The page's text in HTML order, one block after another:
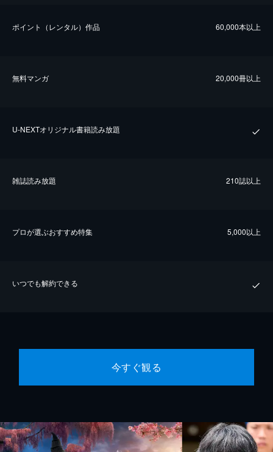
ポイント（レンタル）作品 60,000本以上
無料マンガ 20,000冊以上
U-NEXTオリジナル書籍読み放題
雑誌読み放題 210誌以上
プロが選ぶおすすめ特集 5,000以上
いつでも解約できる
今すぐ観る